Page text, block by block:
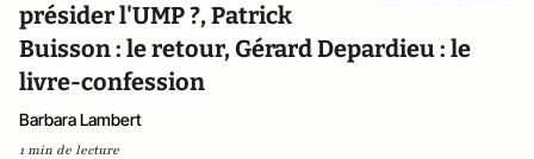
présider l'UMP ?, Patrick
Buisson : le retour, Gérard Depardieu : le
livre-confession
Barbara Lambert
1 min de lecture